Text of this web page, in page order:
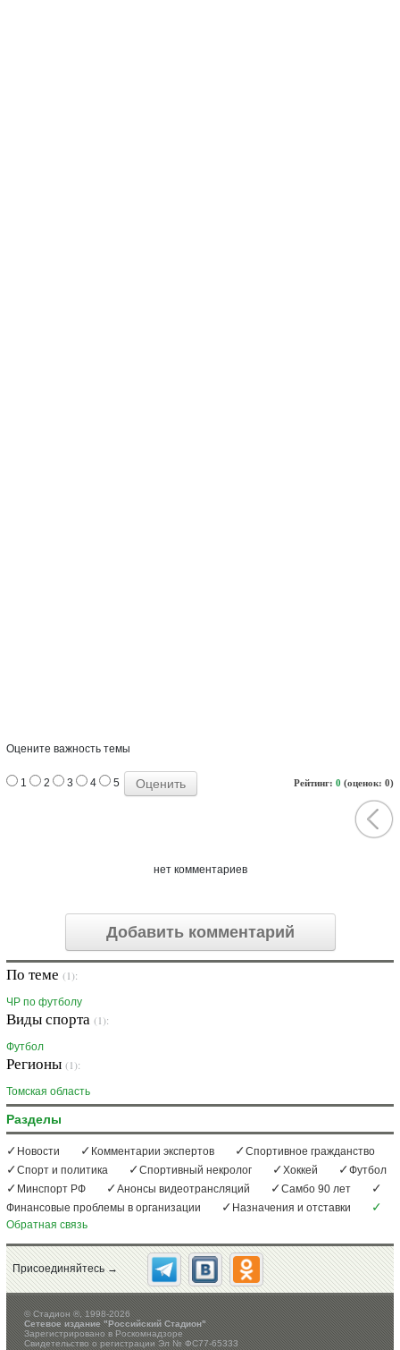
Оцените важность темы
Рейтинг: 0 (оценок: 0)
1 2 3 4 5
нет комментариев
Добавить комментарий
По теме (1):
ЧР по футболу
Виды спорта (1):
Футбол
Регионы (1):
Томская область
Разделы
Новости Комментарии экспертов
Спортивное гражданство
Спорт и политика
Спортивный некролог Хоккей
Футбол
Минспорт РФ
Анонсы видеотрансляций
Самбо 90 лет
Финансовые проблемы в организации
Назначения и отставки
Обратная связь
Присоединяйтесь →
©Стадион ®, 1998-2026
Сетевое издание "Российский Стадион"
Зарегистрировано в Роскомнадзоре
Свидетельство о регистрации Эл № ФС77-65333